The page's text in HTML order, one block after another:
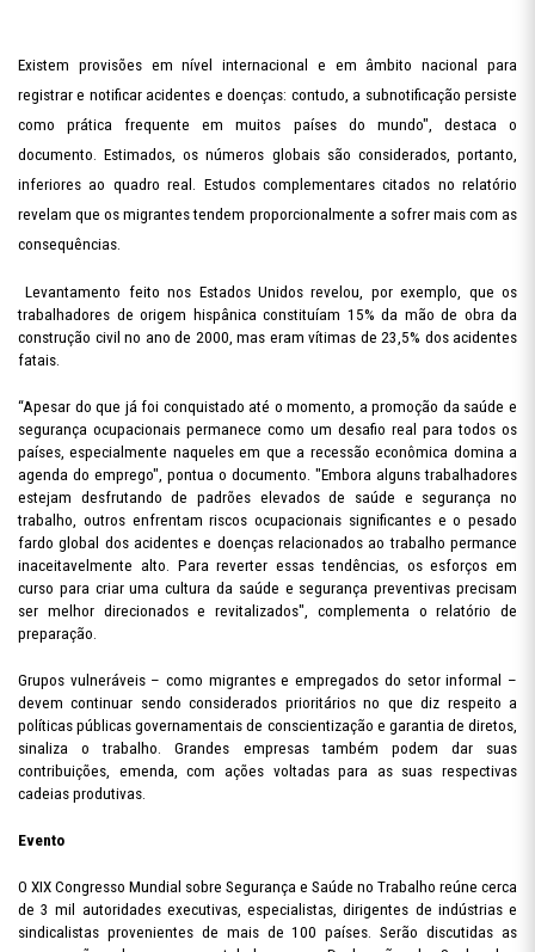
Existem provisões em nível internacional e em âmbito nacional para
registrar e notificar acidentes e doenças: contudo, a subnotificação persiste
como prática frequente em muitos países do mundo", destaca o
documento. Estimados, os números globais são considerados, portanto,
inferiores ao quadro real. Estudos complementares citados no relatório
revelam que os migrantes tendem proporcionalmente a sofrer mais com as
consequências.
Levantamento feito nos Estados Unidos revelou, por exemplo, que os
trabalhadores de origem hispânica constituíam 15% da mão de obra da
construção civil no ano de 2000, mas eram vítimas de 23,5% dos acidentes
fatais.
“Apesar do que já foi conquistado até o momento, a promoção da saúde e
segurança ocupacionais permanece como um desafio real para todos os
países, especialmente naqueles em que a recessão econômica domina a
agenda do emprego", pontua o documento. "Embora alguns trabalhadores
estejam desfrutando de padrões elevados de saúde e segurança no
trabalho, outros enfrentam riscos ocupacionais significantes e o pesado
fardo global dos acidentes e doenças relacionados ao trabalho permance
inaceitavelmente alto. Para reverter essas tendências, os esforços em
curso para criar uma cultura da saúde e segurança preventivas precisam
ser melhor direcionados e revitalizados", complementa o relatório de
preparação.
Grupos vulneráveis – como migrantes e empregados do setor informal –
devem continuar sendo considerados prioritários no que diz respeito a
políticas públicas governamentais de conscientização e garantia de diretos,
sinaliza o trabalho. Grandes empresas também podem dar suas
contribuições, emenda, com ações voltadas para as suas respectivas
cadeias produtivas.
Evento
O XIX Congresso Mundial sobre Segurança e Saúde no Trabalho reúne cerca
de 3 mil autoridades executivas, especialistas, dirigentes de indústrias e
sindicalistas provenientes de mais de 100 países. Serão discutidas as